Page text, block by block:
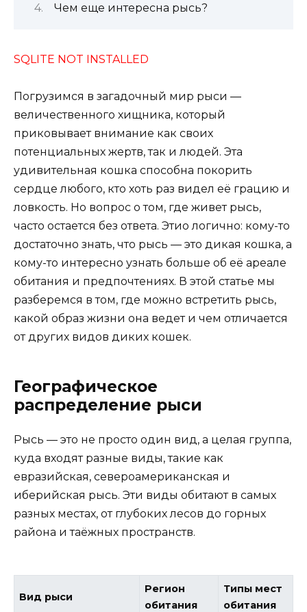
Чем еще интересна рысь?
SQLITE NOT INSTALLED
Погрузимся в загадочный мир рыси —
величественного хищника, который
приковывает внимание как своих
потенциальных жертв, так и людей. Эта
удивительная кошка способна покорить
сердце любого, кто хоть раз видел её грацию и
ловкость. Но вопрос о том, где живет рысь,
часто остается без ответа. Этио логично: кому-то
достаточно знать, что рысь — это дикая кошка, а
кому-то интересно узнать больше об её ареале
обитания и предпочтениях. В этой статье мы
разберемся в том, где можно встретить рысь,
какой образ жизни она ведет и чем отличается
от других видов диких кошек.
Географическое
распределение рыси
Рысь — это не просто один вид, а целая группа,
куда входят разные виды, такие как
евразийская, североамериканская и
иберийская рысь. Эти виды обитают в самых
разных местах, от глубоких лесов до горных
района и таёжных пространств.
Вид рыси
Регион
обитания
Типы мест
обитания